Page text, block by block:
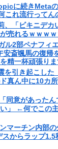
に続きMeta
これ流行ってん
、「ビキニデカ
売れるｗｗｗｗ
ル2部ペナフィ
安斎颯馬の復帰
精一杯頑張りま
を引き起こした
真ん中に10カ
同意があったん
」 ←何でこの
マーチン内部の
からラップ1.5